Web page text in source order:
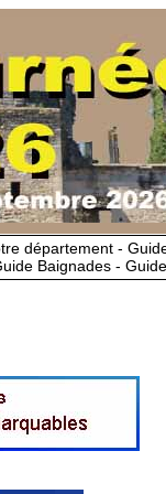
département -
Baignades -